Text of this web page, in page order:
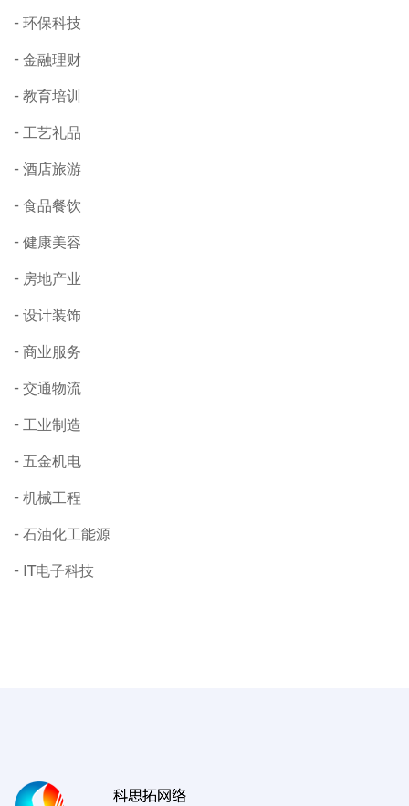
环保科技
金融理财
教育培训
工艺礼品
酒店旅游
食品餐饮
健康美容
房地产业
设计装饰
商业服务
交通物流
工业制造
五金机电
机械工程
石油化工能源
IT电子科技